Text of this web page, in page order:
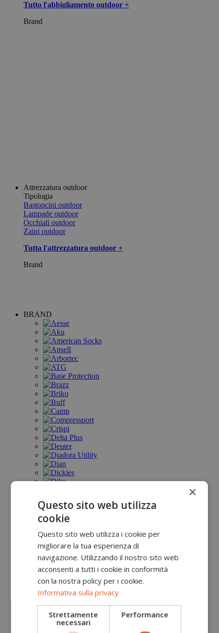
Tutto l'abbigliamento outdoor +
Brand
Attrezzatura outdoor
Tipologia
Bastoncini outdoor
Lampade outdoor
Occhiali outdoor
Zaini outdoor
Tutta l'attrezzatura outdoor +
Brand
BRAND
×
Questo sito web utilizza
cookie
Questo sito web utilizza i cookie per
migliorare la tua esperienza di
navigazione. Utilizzando il nostro sito web
acconsenti a tutti i cookie in conformità
con la nostra policy per i cookie.
Informativa sulla privacy
Strettamente
necessari
Performance